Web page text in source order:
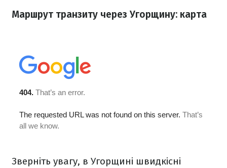
Маршрут транзиту через Угорщину: карта
Зверніть увагу, в Угорщині швидкісні